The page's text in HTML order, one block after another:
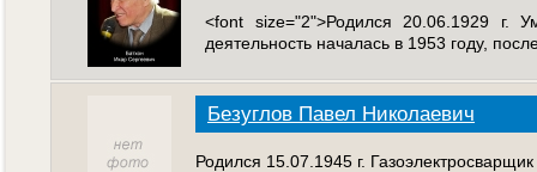
<font size="2">Родился 20.06.1929 г.
деятельность началась в 1953 году,
Безуглов Павел Николаевич
Родился 15.07.1945 г.